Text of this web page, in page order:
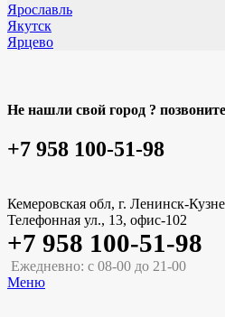
Ярославль
Якутск
Ярцево
Не нашли свой город ?
+7 958 100-51-98
Кемеровская обл, г. Ленинск-
Телефонная ул., 13, офис-102
+7 958 100-51-98
Ежедневно: с 08-00 до 21-00
Меню